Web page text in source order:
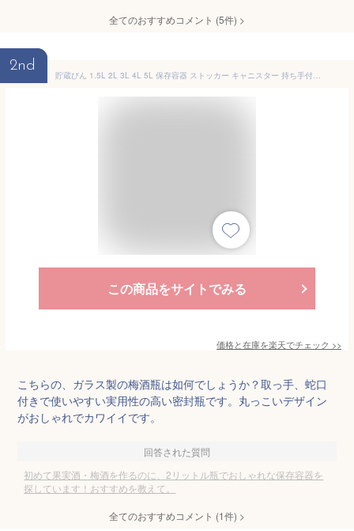
全てのおすすめコメント (5件) >
2nd
貯蔵びん 1.5L 2L 3L 4L 5L 保存容器 ストッカー キャニスター 持ち手付き 取手付き 蛇口付き/無し ガラス 梅酒びん シロップ 米びつ 果実酒瓶 透明 無地 貯蔵瓶 丸型 ボトル おしゃれ かわいい
この商品をサイトでみる
価格と在庫を楽天でチェック >>
こちらの、ガラス製の梅酒瓶は如何でしょうか？取っ手、蛇口
付きで使いやすい実用性の高い密封瓶です。丸っこいデザイン
がおしゃれでカワイイです。
回答された質問
初めて果実酒・梅酒を作るのに、2リットル瓶でおしゃれな保存容器を
探しています！おすすめを教えて。
全てのおすすめコメント (1件) >